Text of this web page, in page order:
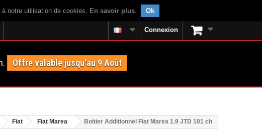
notre utilisation de cookies. En savoir plus. Ok
Connexion
Offre valable jusqu'au 9 Août
Fiat Fiat Marea Boitier Additionnel Fiat Marea 1.9 JTD 101 ch